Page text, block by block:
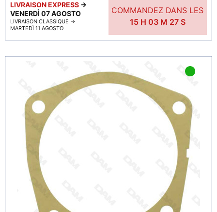
LIVRAISON EXPRESS →
VENERDÌ 07 AGOSTO
LIVRAISON CLASSIQUE →
MARTEDÌ 11 AGOSTO
COMMANDEZ DANS LES
15H 03M 26 S